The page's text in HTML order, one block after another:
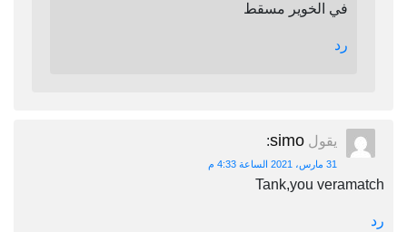
في الخوير مسقط
رد
يقول simo
:
31 مارس، 2021 الساعة 4:33 م
Tank,you veramatch
رد